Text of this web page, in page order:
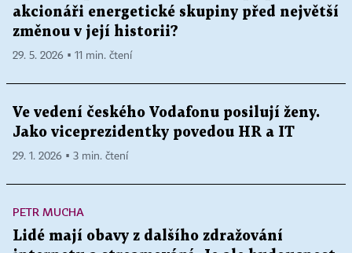
akcionáři energetické skupiny před největší
změnou v její historii?
29. 5. 2026 ▪ 11 min. čtení
Ve vedení českého Vodafonu posilují ženy.
Jako viceprezidentky povedou HR a IT
29. 1. 2026 ▪ 3 min. čtení
PETR MUCHA
Lidé mají obavy z dalšího zdražování